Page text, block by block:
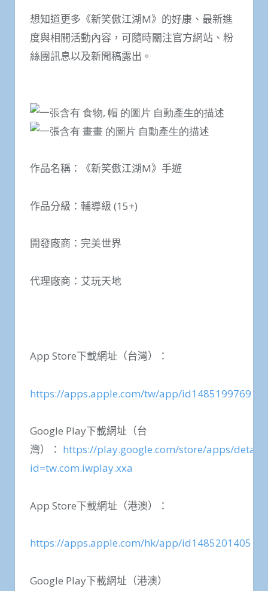
想知道更多《新笑傲江湖M》的好康、最新進
度與相關活動內容，可隨時關注官方網站、粉
絲團訊息以及新聞稿露出。
作品名稱：《新笑傲江湖M》手遊
作品分級：輔導級 (15+)
開發廠商：完美世界
代理廠商：艾玩天地
App Store下載網址（台灣）：
https://apps.apple.com/tw/app/id1485199769
Google Play下載網址（台
灣）： https://play.google.com/store/apps/
id=tw.com.iwplay.xxa
App Store下載網址（港澳）：
https://apps.apple.com/hk/app/id1485201405
Google Play下載網址（港澳）